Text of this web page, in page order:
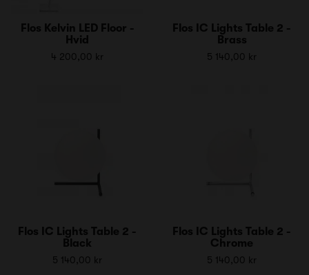
Flos Kelvin LED Floor -
Hvid
4 200,00 kr
Flos IC Lights Table 2 -
Brass
5 140,00 kr
Flos IC Lights Table 2 -
Black
5 140,00 kr
Flos IC Lights Table 2 -
Chrome
5 140,00 kr